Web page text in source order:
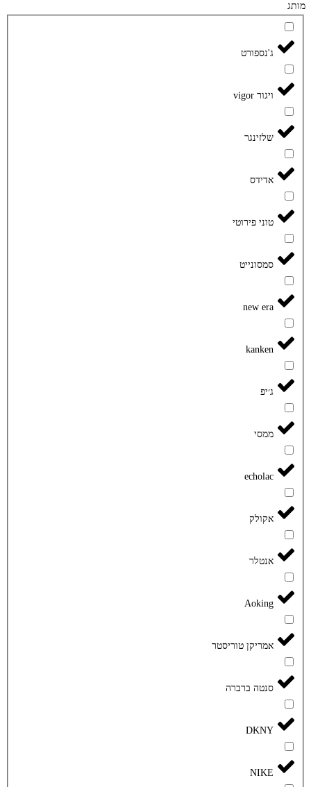
מותג
ג'נספורט
ויגור vigor
שלזינגר
אדידס
טוני פירוטי
סמסונייט
new era
kanken
ג׳יפ
ממסי
echolac
אקולק
אנטלר
Aoking
אמריקן טוריסטר
סנטה ברברה
DKNY
NIKE